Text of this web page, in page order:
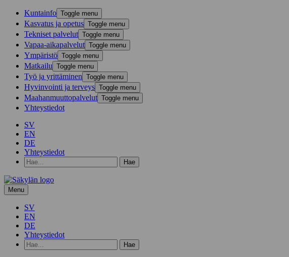
Kunta­info Toggle menu
Kasvatus ja opetus Toggle menu
Tekniset palvelut Toggle menu
Vapaa-aika­palvelut Toggle menu
Ympä­ristö Toggle menu
Mat­kailu Toggle menu
Työ ja yrittä­minen Toggle menu
Hyvinvointi ja terveys Toggle menu
Maahanmuuttopalvelut Toggle menu
Yhteystiedot
SV
EN
DE
Yhteystiedot
Hae
hakusanalla:
Menu
SV
EN
DE
Yhteystiedot
Hae
hakusanalla: